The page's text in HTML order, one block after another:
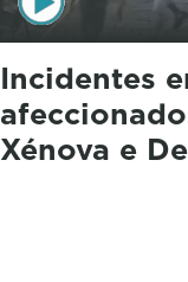
Incidentes
Xénova e